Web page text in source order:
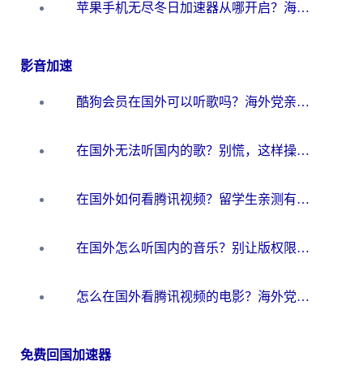
苹果手机无尽冬日加速器从哪开启？海外玩家的冬日生存指南
影音加速
酷狗会员在国外可以听歌吗？海外党亲测有效：3步解决音乐权限难题
在国外无法听国内的歌？别慌，这样操作就能畅听QQ音乐（附亲测加速器推荐）
在国外如何看腾讯视频？留学生亲测有效的回国加速方案
在国外怎么听国内的音乐？别让版权限制断了你的华语歌单
怎么在国外看腾讯视频的电影？海外党亲测有效的回国加速指南
免费回国加速器